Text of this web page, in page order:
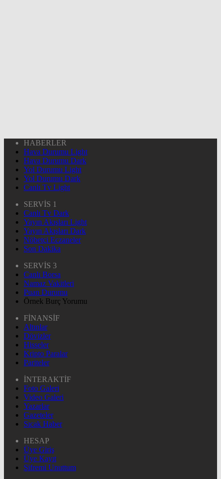
HABERLER
Hava Durumu Light
Hava Durumu Dark
Yol Durumu Light
Yol Durumu Dark
Canlı Tv Light
SERVİS 1
Canlı Tv Dark
Yayın Akışları Light
Yayın Akışları Dark
Nöbetçi Eczaneler
Son Dakika
SERVİS 3
Canlı Borsa
Namaz Vakitleri
Puan Durumu
Örnek Burç Yorumu
FİNANSİF
Altınlar
Dövizler
Hisseler
Kripto Paralar
Pariteler
İNTERAKTİF
Foto Galeri
Video Galeri
Yazarlar
Gazeteler
Sıcak Haber
HESAP
Üye Giriş
Üye Kayıt
Şifremi Unuttum